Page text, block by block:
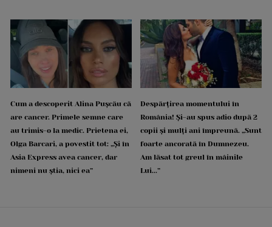
Cum a descoperit Alina Pușcău că
are cancer. Primele semne care
au trimis-o la medic. Prietena ei,
Olga Barcari, a povestit tot: „Și în
Asia Express avea cancer, dar
nimeni nu știa, nici ea”
Despărțirea momentului în
România! Și-au spus adio după 2
copii și mulți ani împreună. „Sunt
foarte ancorată în Dumnezeu.
Am lăsat tot greul în mâinile
Lui...”